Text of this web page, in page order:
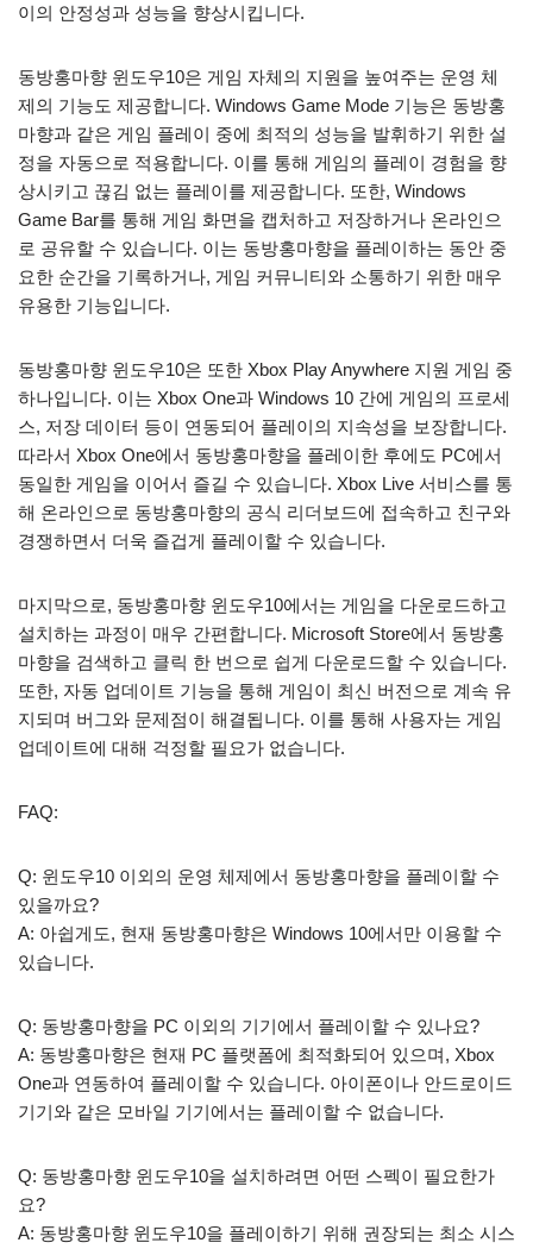
이의 안정성과 성능을 향상시킵니다.
동방홍마향 윈도우10은 게임 자체의 지원을 높여주는 운영 체
제의 기능도 제공합니다. Windows Game Mode 기능은 동방홍
마향과 같은 게임 플레이 중에 최적의 성능을 발휘하기 위한 설
정을 자동으로 적용합니다. 이를 통해 게임의 플레이 경험을 향
상시키고 끊김 없는 플레이를 제공합니다. 또한, Windows
Game Bar를 통해 게임 화면을 캡처하고 저장하거나 온라인으
로 공유할 수 있습니다. 이는 동방홍마향을 플레이하는 동안 중
요한 순간을 기록하거나, 게임 커뮤니티와 소통하기 위한 매우
유용한 기능입니다.
동방홍마향 윈도우10은 또한 Xbox Play Anywhere 지원 게임 중
하나입니다. 이는 Xbox One과 Windows 10 간에 게임의 프로세
스, 저장 데이터 등이 연동되어 플레이의 지속성을 보장합니다.
따라서 Xbox One에서 동방홍마향을 플레이한 후에도 PC에서
동일한 게임을 이어서 즐길 수 있습니다. Xbox Live 서비스를 통
해 온라인으로 동방홍마향의 공식 리더보드에 접속하고 친구와
경쟁하면서 더욱 즐겁게 플레이할 수 있습니다.
마지막으로, 동방홍마향 윈도우10에서는 게임을 다운로드하고
설치하는 과정이 매우 간편합니다. Microsoft Store에서 동방홍
마향을 검색하고 클릭 한 번으로 쉽게 다운로드할 수 있습니다.
또한, 자동 업데이트 기능을 통해 게임이 최신 버전으로 계속 유
지되며 버그와 문제점이 해결됩니다. 이를 통해 사용자는 게임
업데이트에 대해 걱정할 필요가 없습니다.
FAQ:
Q: 윈도우10 이외의 운영 체제에서 동방홍마향을 플레이할 수
있을까요?
A: 아쉽게도, 현재 동방홍마향은 Windows 10에서만 이용할 수
있습니다.
Q: 동방홍마향을 PC 이외의 기기에서 플레이할 수 있나요?
A: 동방홍마향은 현재 PC 플랫폼에 최적화되어 있으며, Xbox
One과 연동하여 플레이할 수 있습니다. 아이폰이나 안드로이드
기기와 같은 모바일 기기에서는 플레이할 수 없습니다.
Q: 동방홍마향 윈도우10을 설치하려면 어떤 스펙이 필요한가
요?
A: 동방홍마향 윈도우10을 플레이하기 위해 권장되는 최소 시스